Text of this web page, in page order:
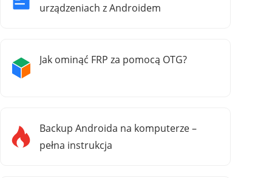
urządzeniach z Androidem
Jak ominąć FRP za pomocą OTG?
Backup Androida na komputerze –
pełna instrukcja